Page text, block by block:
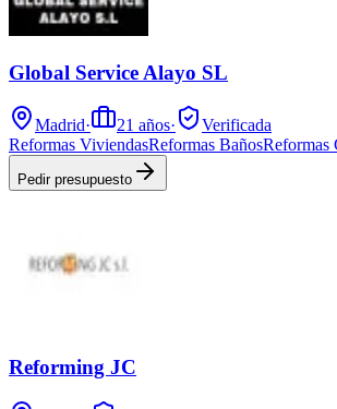
Global Service Alayo SL
Madrid· 21 años·
Verificada
Reformas ViviendasReformas BañosReformas
Pedir presupuesto
Reforming JC